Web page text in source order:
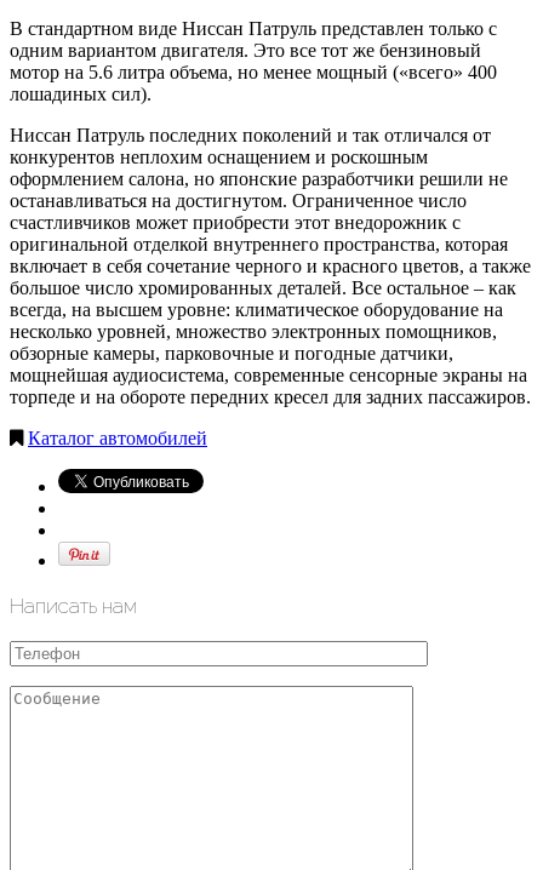
В стандартном виде Ниссан Патруль представлен только с
одним вариантом двигателя. Это все тот же бензиновый
мотор на 5.6 литра объема, но менее мощный («всего» 400
лошадиных сил).
Ниссан Патруль последних поколений и так отличался от
конкурентов неплохим оснащением и роскошным
оформлением салона, но японские разработчики решили не
останавливаться на достигнутом. Ограниченное число
счастливчиков может приобрести этот внедорожник с
оригинальной отделкой внутреннего пространства, которая
включает в себя сочетание черного и красного цветов, а также
большое число хромированных деталей. Все остальное – как
всегда, на высшем уровне: климатическое оборудование на
несколько уровней, множество электронных помощников,
обзорные камеры, парковочные и погодные датчики,
мощнейшая аудиосистема, современные сенсорные экраны на
торпеде и на обороте передних кресел для задних пассажиров.
Каталог автомобилей
Написать нам